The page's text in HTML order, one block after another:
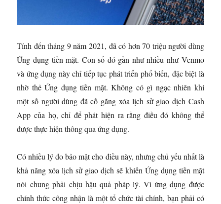
Tính đến tháng 9 năm 2021, đã có hơn 70 triệu người dùng
Ứng dụng tiền mặt. Con số đó gần như nhiều như Venmo
và ứng dụng này chỉ tiếp tục phát triển phổ biến, đặc biệt là
nhờ thẻ Ứng dụng tiền mặt. Không có gì ngạc nhiên khi
một số người dùng đã cố gắng xóa lịch sử giao dịch Cash
App của họ, chỉ để phát hiện ra rằng điều đó không thể
được thực hiện thông qua ứng dụng.
Có nhiều lý do bảo mật cho điều này, nhưng chủ yếu nhất là
khả năng xóa lịch sử giao dịch sẽ khiến Ứng dụng tiền mặt
nói chung phải chịu hậu quả pháp lý. Vì ứng dụng được
chính thức công nhận là một tổ chức tài chính, bạn phải có